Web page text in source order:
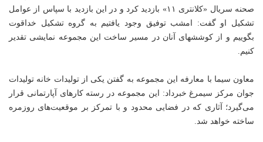
صحنه سریال «کلانتری ۱۱» بازدید کرد و در این بازدید با سپاس از عوامل
تشکیل او گفت: امشب توفیق وجود یافتیم به گروه تشکیل خداقوت
بگوییم و از کوششهای آنان در مسیر ساخت این مجموعه نمایشی تقدیر
کنیم.
معاون سیما با معارفه این مجموعه به گفتن یکی از تولیدات خانه تولیدات
جوان مرکز سیمرغ خبرداد: این مجموعه در رسته کارهای آپارتمانی قرار
می‌گیرد؛ آثاری که در فضایی محدود و با تمرکز بر موقعیت‌های روزمره
ساخته خواهد شد.